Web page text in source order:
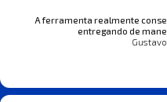
A ferramenta realmente
entregando de